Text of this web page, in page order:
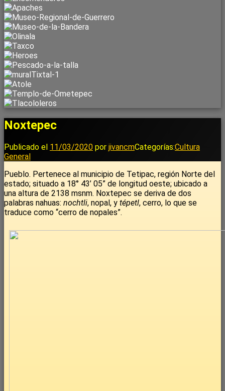
Noxtepec
Publicado el 11/03/2020 por jivancmCategorías:Cultura
General
Pueblo. Pertenece al municipio de Tetipac, región Norte del
estado; situado a 18° 43’ 05” de longitud oeste; ubicado a
una altura de 2138 msnm. Noxtepec se deriva de dos
palabras nahuas: nochtli, nopal, y tépetl, cerro, lo que se
traduce como “cerro de nopales”.